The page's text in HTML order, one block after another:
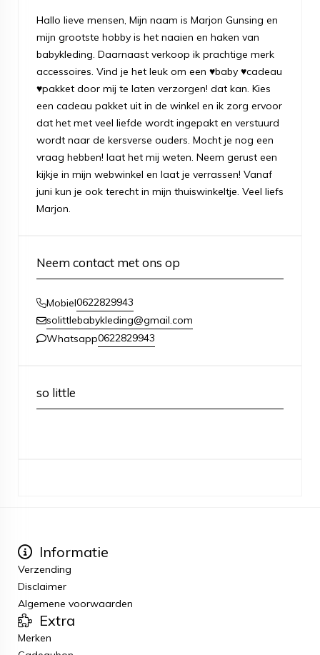
Hallo lieve mensen, Mijn naam is Marjon Gunsing en
mijn grootste hobby is het naaien en haken van
babykleding. Daarnaast verkoop ik prachtige merk
accessoires. Vind je het leuk om een ♥baby ♥cadeau
♥pakket door mij te laten verzorgen! dat kan. Kies
een cadeau pakket uit in de winkel en ik zorg ervoor
dat het met veel liefde wordt ingepakt en verstuurd
wordt naar de kersverse ouders. Mocht je nog een
vraag hebben! laat het mij weten. Neem gerust een
kijkje in mijn webwinkel en laat je verrassen! Vanaf
juni kun je ook terecht in mijn thuiswinkeltje. Veel liefs
Marjon.
Neem contact met ons op
Mobiel0622829943
solittlebabykleding@gmail.com
Whatsapp0622829943
so little
Informatie
Verzending
Disclaimer
Algemene voorwaarden
Extra
Merken